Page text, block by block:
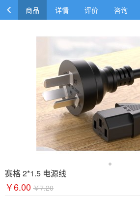
商品 详情 评价 咨询
赛格 2*1.5 电源线
￥6.00 ￥7.20